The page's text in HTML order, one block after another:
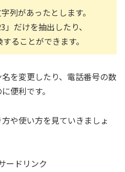
列があったとします。
だけを抽出したり、
ることができます。
を変更したり、電話番号の数
便利です。
や使い方を見ていきましょ
ードリンク